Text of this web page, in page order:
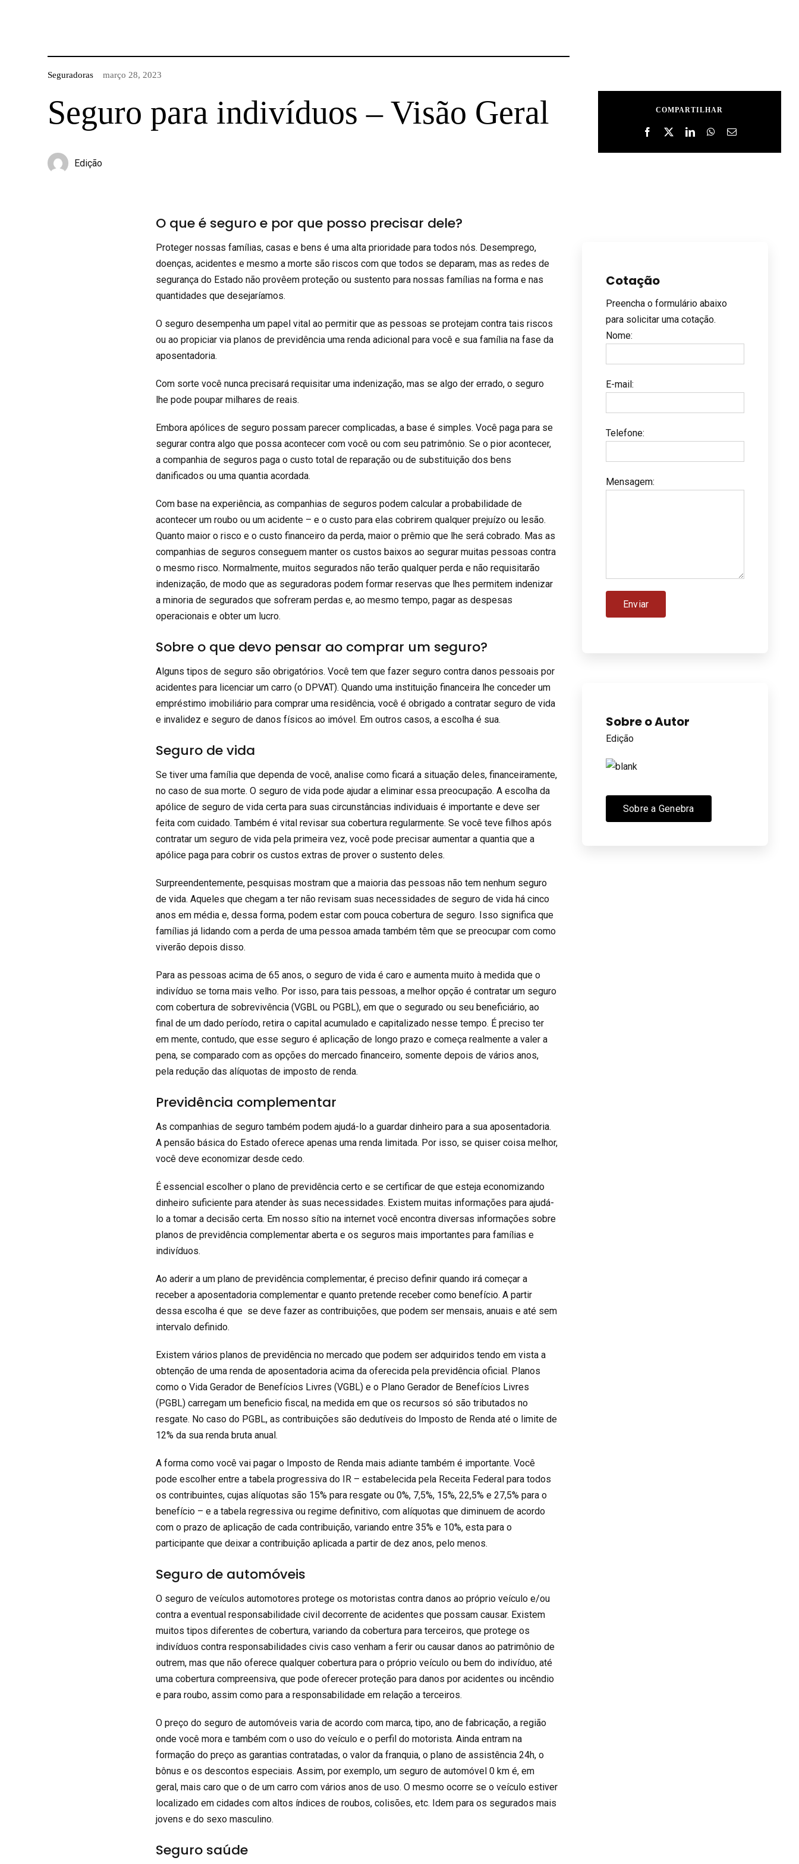
Seguradoras março 28, 2023
Seguro para indivíduos – Visão Geral
Edição
COMPARTILHAR
O que é seguro e por que posso precisar dele?
Proteger nossas famílias, casas e bens é uma alta prioridade para todos nós. Desemprego,
doenças, acidentes e mesmo a morte são riscos com que todos se deparam, mas as redes de
segurança do Estado não provêem proteção ou sustento para nossas famílias na forma e nas
quantidades que desejaríamos.
O seguro desempenha um papel vital ao permitir que as pessoas se protejam contra tais riscos
ou ao propiciar via planos de previdência uma renda adicional para você e sua família na fase da
aposentadoria.
Com sorte você nunca precisará requisitar uma indenização, mas se algo der errado, o seguro
lhe pode poupar milhares de reais.
Embora apólices de seguro possam parecer complicadas, a base é simples. Você paga para se
segurar contra algo que possa acontecer com você ou com seu patrimônio. Se o pior acontecer,
a companhia de seguros paga o custo total de reparação ou de substituição dos bens
danificados ou uma quantia acordada.
Com base na experiência, as companhias de seguros podem calcular a probabilidade de
acontecer um roubo ou um acidente – e o custo para elas cobrirem qualquer prejuízo ou lesão.
Quanto maior o risco e o custo financeiro da perda, maior o prêmio que lhe será cobrado. Mas as
companhias de seguros conseguem manter os custos baixos ao segurar muitas pessoas contra
o mesmo risco. Normalmente, muitos segurados não terão qualquer perda e não requisitarão
indenização, de modo que as seguradoras podem formar reservas que lhes permitem indenizar
a minoria de segurados que sofreram perdas e, ao mesmo tempo, pagar as despesas
operacionais e obter um lucro.
Sobre o que devo pensar ao comprar um seguro?
Alguns tipos de seguro são obrigatórios. Você tem que fazer seguro contra danos pessoais por
acidentes para licenciar um carro (o DPVAT). Quando uma instituição financeira lhe conceder um
empréstimo imobiliário para comprar uma residência, você é obrigado a contratar seguro de vida
e invalidez e seguro de danos físicos ao imóvel. Em outros casos, a escolha é sua.
Seguro de vida
Se tiver uma família que dependa de você, analise como ficará a situação deles, financeiramente,
no caso de sua morte. O seguro de vida pode ajudar a eliminar essa preocupação. A escolha da
apólice de seguro de vida certa para suas circunstâncias individuais é importante e deve ser
feita com cuidado. Também é vital revisar sua cobertura regularmente. Se você teve filhos após
contratar um seguro de vida pela primeira vez, você pode precisar aumentar a quantia que a
apólice paga para cobrir os custos extras de prover o sustento deles.
Surpreendentemente, pesquisas mostram que a maioria das pessoas não tem nenhum seguro
de vida. Aqueles que chegam a ter não revisam suas necessidades de seguro de vida há cinco
anos em média e, dessa forma, podem estar com pouca cobertura de seguro. Isso significa que
famílias já lidando com a perda de uma pessoa amada também têm que se preocupar com como
viverão depois disso.
Para as pessoas acima de 65 anos, o seguro de vida é caro e aumenta muito à medida que o
indivíduo se torna mais velho. Por isso, para tais pessoas, a melhor opção é contratar um seguro
com cobertura de sobrevivência (VGBL ou PGBL), em que o segurado ou seu beneficiário, ao
final de um dado período, retira o capital acumulado e capitalizado nesse tempo. É preciso ter
em mente, contudo, que esse seguro é aplicação de longo prazo e começa realmente a valer a
pena, se comparado com as opções do mercado financeiro, somente depois de vários anos,
pela redução das alíquotas de imposto de renda.
Previdência complementar
As companhias de seguro também podem ajudá-lo a guardar dinheiro para a sua aposentadoria.
A pensão básica do Estado oferece apenas uma renda limitada. Por isso, se quiser coisa melhor,
você deve economizar desde cedo.
É essencial escolher o plano de previdência certo e se certificar de que esteja economizando
dinheiro suficiente para atender às suas necessidades. Existem muitas informações para ajudá-
lo a tomar a decisão certa. Em nosso sítio na internet você encontra diversas informações sobre
planos de previdência complementar aberta e os seguros mais importantes para famílias e
indivíduos.
Ao aderir a um plano de previdência complementar, é preciso definir quando irá começar a
receber a aposentadoria complementar e quanto pretende receber como benefício. A partir
dessa escolha é que se deve fazer as contribuições, que podem ser mensais, anuais e até sem
intervalo definido.
Existem vários planos de previdência no mercado que podem ser adquiridos tendo em vista a
obtenção de uma renda de aposentadoria acima da oferecida pela previdência oficial. Planos
como o Vida Gerador de Benefícios Livres (VGBL) e o Plano Gerador de Benefícios Livres
(PGBL) carregam um beneficio fiscal, na medida em que os recursos só são tributados no
resgate. No caso do PGBL, as contribuições são dedutíveis do Imposto de Renda até o limite de
12% da sua renda bruta anual.
A forma como você vai pagar o Imposto de Renda mais adiante também é importante. Você
pode escolher entre a tabela progressiva do IR – estabelecida pela Receita Federal para todos
os contribuintes, cujas alíquotas são 15% para resgate ou 0%, 7,5%, 15%, 22,5% e 27,5% para o
benefício – e a tabela regressiva ou regime definitivo, com alíquotas que diminuem de acordo
com o prazo de aplicação de cada contribuição, variando entre 35% e 10%, esta para o
participante que deixar a contribuição aplicada a partir de dez anos, pelo menos.
Seguro de automóveis
O seguro de veículos automotores protege os motoristas contra danos ao próprio veículo e/ou
contra a eventual responsabilidade civil decorrente de acidentes que possam causar. Existem
muitos tipos diferentes de cobertura, variando da cobertura para terceiros, que protege os
indivíduos contra responsabilidades civis caso venham a ferir ou causar danos ao patrimônio de
outrem, mas que não oferece qualquer cobertura para o próprio veículo ou bem do indivíduo, até
uma cobertura compreensiva, que pode oferecer proteção para danos por acidentes ou incêndio
e para roubo, assim como para a responsabilidade em relação a terceiros.
O preço do seguro de automóveis varia de acordo com marca, tipo, ano de fabricação, a região
onde você mora e também com o uso do veículo e o perfil do motorista. Ainda entram na
formação do preço as garantias contratadas, o valor da franquia, o plano de assistência 24h, o
bônus e os descontos especiais. Assim, por exemplo, um seguro de automóvel 0 km é, em
geral, mais caro que o de um carro com vários anos de uso. O mesmo ocorre se o veículo estiver
localizado em cidades com altos índices de roubos, colisões, etc. Idem para os segurados mais
jovens e do sexo masculino.
Seguro saúde
Cotação
Preencha o formulário abaixo
para solicitar uma cotação.
Nome:
E-mail:
Telefone:
Mensagem:
Sobre o Autor
Edição
Sobre a Genebra